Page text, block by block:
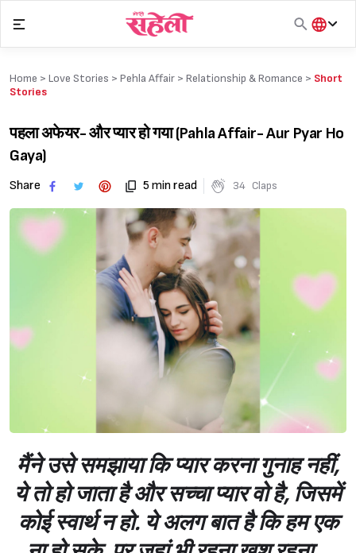
content
हिंदी
Home > Love Stories > Pehla Affair > Relationship & Romance > Short
Stories
पहला अफेयर- और प्यार हो गया (Pahla Affair- Aur Pyar Ho
Gaya)
Share 5 min read 34 Claps
मैंने उसे समझाया कि प्यार करना गुनाह नहीं,
ये तो हो जाता है और सच्चा प्यार वो है, जिसमें
कोई स्वार्थ न हो. ये अलग बात है कि हम एक